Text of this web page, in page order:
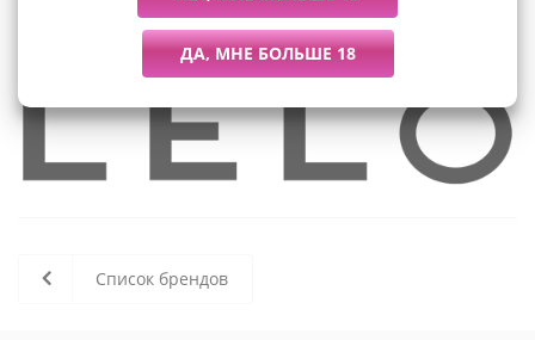
Список брендов